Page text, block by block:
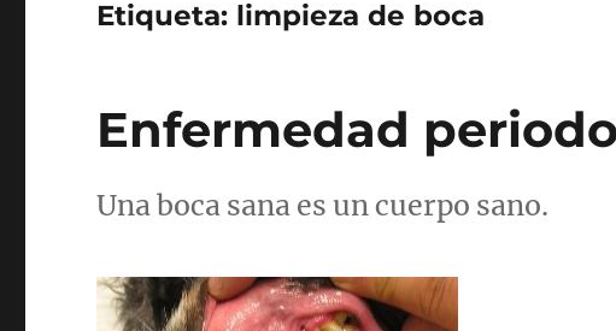
Etiqueta: limpieza de boca
Enfermedad
Una boca sana es un cuerpo sano.